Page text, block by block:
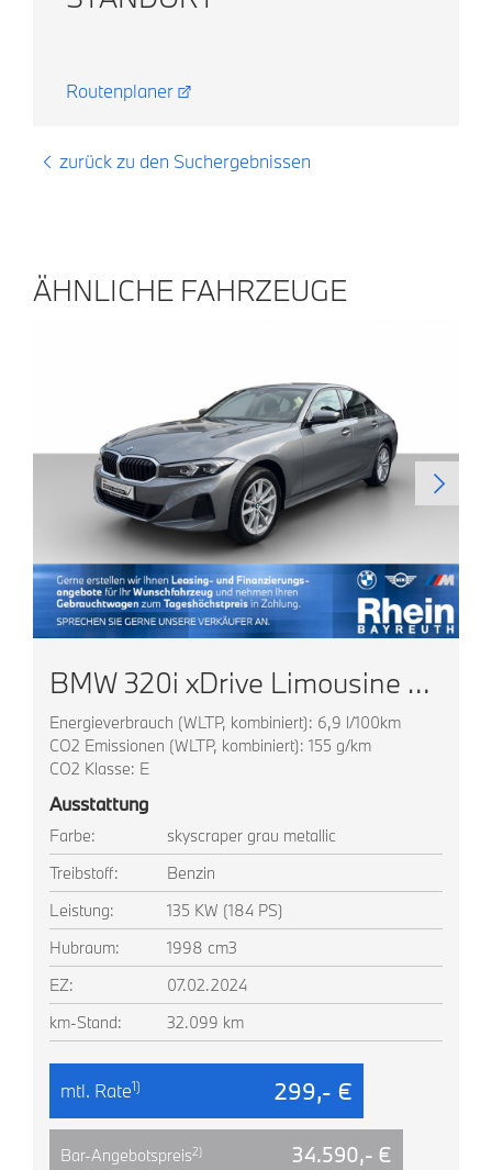
Routenplaner
zurück zu den Suchergebnissen
ÄHNLICHE FAHRZEUGE
BMW 320i xDrive Limousine Navi LED AHK Sitzheizung
Energieverbrauch (WLTP, kombiniert): 6,9 l/100km
CO2 Emissionen (WLTP, kombiniert): 155 g/km
CO2 Klasse: E
Ausstattung
Farbe:
skyscraper grau metallic
Treibstoff:
Benzin
Leistung:
135 KW (184 PS)
Hubraum:
1998 cm3
EZ:
07.02.2024
km-Stand:
32.099 km
mtl. Rate1) 299,- €
Bar-Angebotspreis2) 34.590,- €